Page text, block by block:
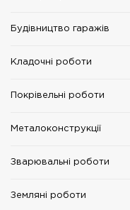
Будівництво гаражів
Кладочні роботи
Покрівельні роботи
Металоконструкції
Зварювальні роботи
Земляні роботи